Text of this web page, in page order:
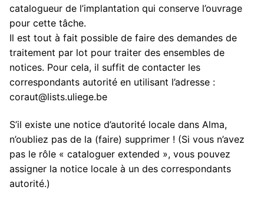
catalogueur de l’implantation qui conserve l’ouvrage
pour cette tâche.
Il est tout à fait possible de faire des demandes de
traitement par lot pour traiter des ensembles de
notices. Pour cela, il suffit de contacter les
correspondants autorité en utilisant l’adresse :
coraut@lists.uliege.be
S’il existe une notice d’autorité locale dans Alma,
n’oubliez pas de la (faire) supprimer ! (Si vous n’avez
pas le rôle « cataloguer extended », vous pouvez
assigner la notice locale à un des correspondants
autorité.)